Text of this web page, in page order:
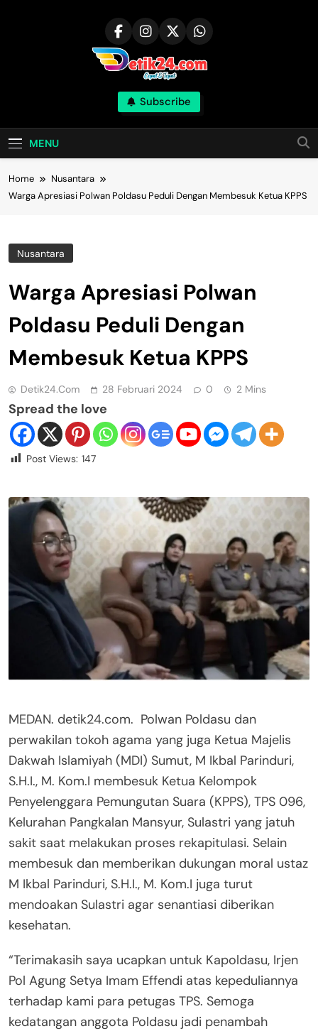
Subscribe
MENU
Home
Nusantara
Warga Apresiasi Polwan Poldasu Peduli Dengan Membesuk Ketua KPPS
Nusantara
Warga Apresiasi Polwan
Poldasu Peduli Dengan
Membesuk Ketua KPPS
Detik24.com 28 Februari 2024 0 2 Mins
Spread the love
Post Views: 147
MEDAN. detik24.com. Polwan Poldasu dan
perwakilan tokoh agama yang juga Ketua Majelis
Dakwah Islamiyah (MDI) Sumut, M Ikbal Parinduri,
S.H.I., M. Kom.I membesuk Ketua Kelompok
Penyelenggara Pemungutan Suara (KPPS), TPS 096,
Kelurahan Pangkalan Mansyur, Sulastri yang jatuh
sakit saat melakukan proses rekapitulasi. Selain
membesuk dan memberikan dukungan moral ustaz
M Ikbal Parinduri, S.H.I., M. Kom.I juga turut
mendoakan Sulastri agar senantiasi diberikan
kesehatan.
“Terimakasih saya ucapkan untuk Kapoldasu, Irjen
Pol Agung Setya Imam Effendi atas kepeduliannya
terhadap kami para petugas TPS. Semoga
kedatangan anggota Poldasu jadi penambah